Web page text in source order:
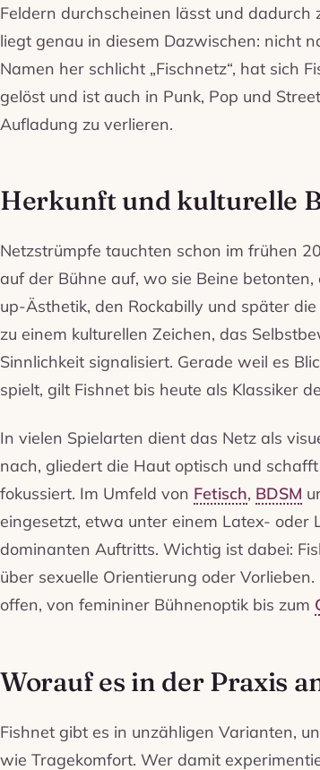
Feldern durchscheinen lässt und dadurch
liegt genau in diesem Dazwischen: nicht
Namen her schlicht „Fischnetz“, hat sich
gelöst und ist auch in Punk, Pop und
Aufladung zu verlieren.
Herkunft und kulturelle
Netzstrümpfe tauchten schon im frühen
auf der Bühne auf, wo sie Beine
up-Ästhetik, den Rockabilly und später
zu einem kulturellen Zeichen, das
Sinnlichkeit signalisiert. Gerade weil es
spielt, gilt Fishnet bis heute als Klassiker
In vielen Spielarten dient das Netz als
nach, gliedert die Haut optisch und
fokussiert. Im Umfeld von Fetisch, BDSM
eingesetzt, etwa unter einem Latex- oder
dominanten Auftritts. Wichtig ist dabei:
über sexuelle Orientierung oder
offen, von femininer Bühnenoptik bis zum
Worauf es in der Praxis
Fishnet gibt es in unzähligen Varianten,
wie Tragekomfort. Wer damit